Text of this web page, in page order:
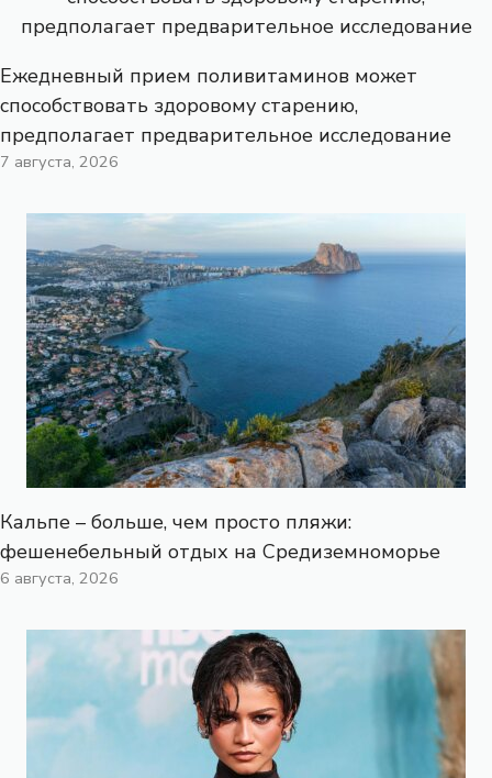
Ежедневный прием поливитаминов может
способствовать здоровому старению,
предполагает предварительное исследование
7 августа, 2026
Кальпе – больше, чем просто пляжи:
фешенебельный отдых на Средиземноморье
6 августа, 2026